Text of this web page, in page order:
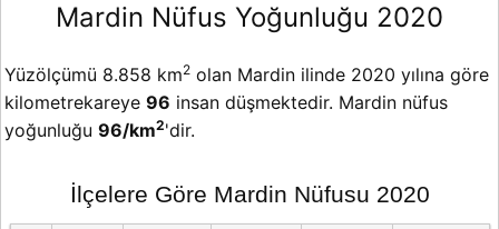
Mardin Nüfus Yoğunluğu 2020
Yüzölçümü 8.858 km2 olan Mardin ilinde 2020 yılına göre
kilometrekareye 96 insan düşmektedir. Mardin nüfus
yoğunluğu 96/km2'dir.
İlçelere Göre Mardin Nüfusu 2020